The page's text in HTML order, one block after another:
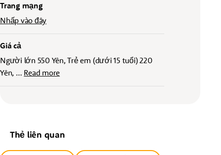
Trang mạng
Nhấp vào đây
Giá cả
Người lớn 550 Yên, Trẻ em (dưới 15 tuổi) 220
Yên, … Read more
Thẻ liên quan